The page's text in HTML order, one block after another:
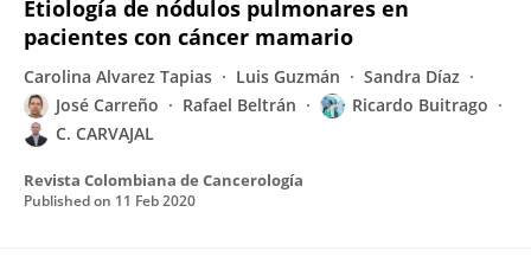
Etiología de nódulos pulmonares en
pacientes con cáncer mamario
Carolina Alvarez Tapias Luis Guzmán
Sandra Díaz
José Carreño
Rafael Beltrán
Ricardo Buitrago
C. CARVAJAL
Revista Colombiana de Cancerología
Published on 11 Feb 2020